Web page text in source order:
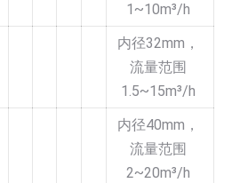
1~10m³/h
内径32mm，
流量范围
1.5~15m³/h
内径40mm，
流量范围
2~20m³/h